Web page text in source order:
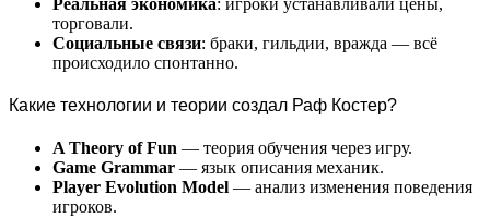
торговали.
Социальные связи: браки, гильдии, вражда — всё
происходило спонтанно.
Какие технологии и теории создал Раф Костер?
A Theory of Fun — теория обучения через игру.
Game Grammar — язык описания механик.
Player Evolution Model — анализ изменения поведения
игроков.